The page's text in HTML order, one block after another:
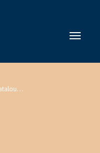
HE 115/2014 vp ehdotuksesta laiksi maataloustuotteiden markkinajärjestelystä annetun lain muuttamisesta